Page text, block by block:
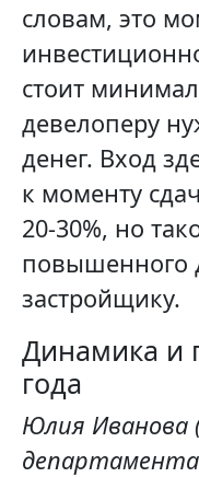
словам, это
стоит
девелоперу
денег. Вход
к моменту
20-30%, но
повышенного
застройщику.
Динамика и
года
Юлия Иванова